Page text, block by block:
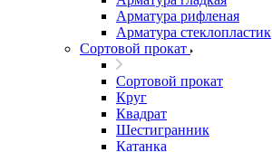
Арматура рифленая
Арматура стеклопластик
Сортовой прокат
Сортовой прокат
Круг
Квадрат
Шестигранник
Катанка